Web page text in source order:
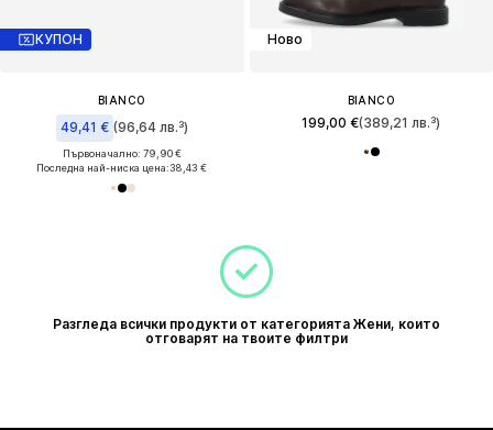
КУПОН
BIANCO
49,41 € (96,64 лв.³)
Първоначално: 79,90 €
Последна най-ниска цена:38,43 €
Ново
BIANCO
199,00 €(389,21 лв.³)
Разгледа всички продукти от категорията Жени, които
отговарят на твоите филтри